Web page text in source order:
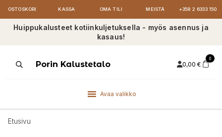
OSTOSKORI KASSA OMA TILI MEISTÄ +358 2 6333 150
Huippukalusteet kotiinkuljetuksella - myös asennus ja
kasaus!
ProductsPorin Kalustetalo 0,00 €
0
Avaa valikko
Etusivu